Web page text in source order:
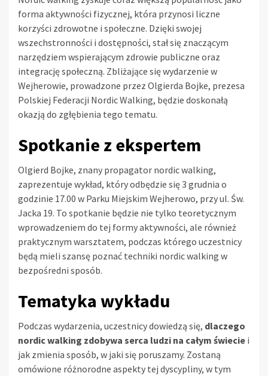
forma aktywności fizycznej, która przynosi liczne
korzyści zdrowotne i społeczne. Dzięki swojej
wszechstronności i dostępności, stał się znaczącym
narzędziem wspierającym zdrowie publiczne oraz
integrację społeczną. Zbliżające się wydarzenie w
Wejherowie, prowadzone przez Olgierda Bojke, prezesa
Polskiej Federacji Nordic Walking, będzie doskonałą
okazją do zgłębienia tego tematu.
Spotkanie z ekspertem
Olgierd Bojke, znany propagator nordic walking,
zaprezentuje wykład, który odbędzie się 3 grudnia o
godzinie 17.00 w Parku Miejskim Wejherowo, przy ul. Św.
Jacka 19. To spotkanie będzie nie tylko teoretycznym
wprowadzeniem do tej formy aktywności, ale również
praktycznym warsztatem, podczas którego uczestnicy
będą mieli szansę poznać techniki nordic walking w
bezpośredni sposób.
Tematyka wykładu
Podczas wydarzenia, uczestnicy dowiedzą się, dlaczego
nordic walking zdobywa serca ludzi na całym świecie i
jak zmienia sposób, w jaki się poruszamy. Zostaną
omówione różnorodne aspekty tej dyscypliny, w tym